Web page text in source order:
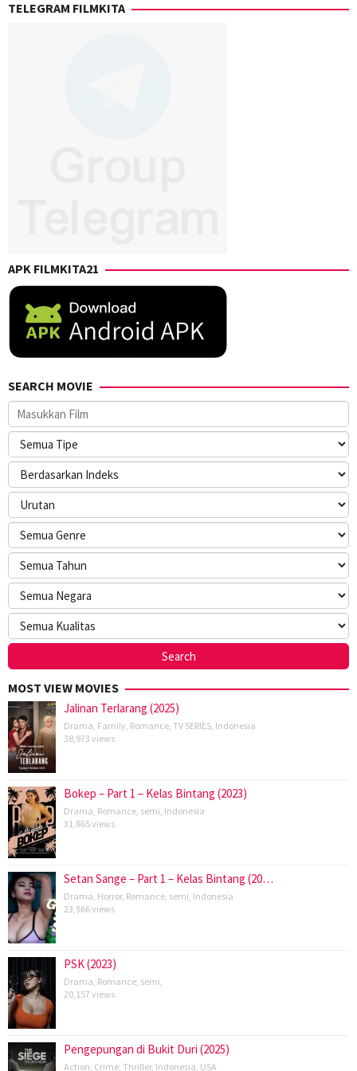
TELEGRAM FILMKITA
APK FILMKITA21
SEARCH MOVIE
MOST VIEW MOVIES
Jalinan Terlarang (2025)
Drama Family Romance TV SERIES Indonesia
38,973 views
Bokep – Part 1 – Kelas Bintang (2023)
Drama Romance semi Indonesia
31,865 views
Setan Sange – Part 1 – Kelas Bintang (20…
Drama Horror, Romance semi Indonesia
23,566 views
PSK (2023)
Drama Romance semi
20,157 views
Pengepungan di Bukit Duri (2025)
Action Crime Thriller, Indonesia USA